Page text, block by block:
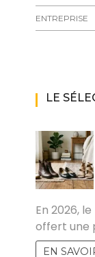
ENTREPRISE
LE
En 2026,
offert une
EN